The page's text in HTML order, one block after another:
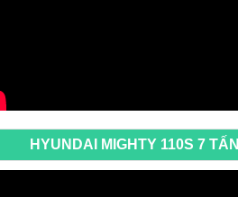
HYUNDAI MIGHTY 110S 7 TẤN